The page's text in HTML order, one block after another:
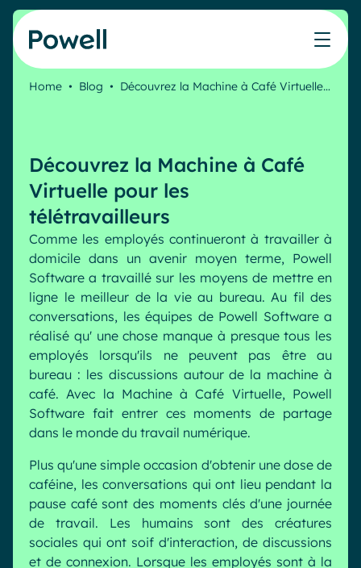
Skip to content
Communication interne
Ressources Humaines
Industries
Service public
Pharma & Santé
Banque & Finance
Industrie
ProduitsPowell Governance
Les cas d'usage
Communication interne
Knowledge Management
Engagement employés
Plateforme connectée
IA Digital Workplace augmentée
Hub digital
Toutes nos fonctionnalités
Analytique
Personnalisation & design
IA générative
Sécurité & conformité
Partenaires
Microsoft x Powell = ♡
Partenaire Microsoft
Partenaire Bleu
Tarification
Nos clients
Notre accompagnement
Resources
Évaluer mon intranet
Blog
Evénements
Webinaires
Livres blancs
English Français Deutsch
Home • Blog • Découvrez la Machine à Café Virtuelle…
Découvrez la Machine à Café
Virtuelle pour les
télétravailleurs
Comme les employés continueront à travailler à
domicile dans un avenir moyen terme, Powell
Software a travaillé sur les moyens de mettre en
ligne le meilleur de la vie au bureau. Au fil des
conversations, les équipes de Powell Software a
réalisé qu' une chose manque à presque tous les
employés lorsqu'ils ne peuvent pas être au
bureau : les discussions autour de la machine à
café. Avec la Machine à Café Virtuelle, Powell
Software fait entrer ces moments de partage
dans le monde du travail numérique.
Plus qu'une simple occasion d'obtenir une dose de
caféine, les conversations qui ont lieu pendant la
pause café sont des moments clés d'une journée
de travail. Les humains sont des créatures
sociales qui ont soif d'interaction, de discussions
et de connexion. Lorsque les employés sont à la